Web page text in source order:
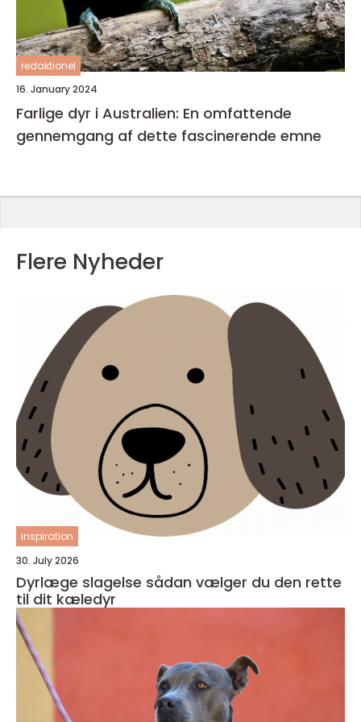
redaktionel
16. January 2024
Farlige dyr i Australien: En omfattende
gennemgang af dette fascinerende emne
Flere Nyheder
inspiration
30. July 2026
Dyrlæge slagelse sådan vælger du den rette
til dit kæledyr